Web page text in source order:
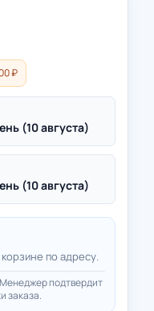
₽
(10 августа)
(10 августа)
по адресу.
подтвердит
заказа.